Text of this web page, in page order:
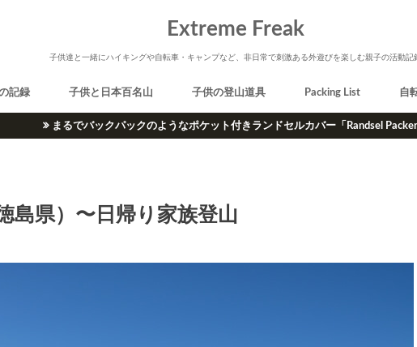
Extreme Freak
子供達と一緒にハイキングや自転車・キャンプなど、非日常で刺激ある外遊びを楽しむ親子の活動記
記録 子供と日本百名山 子供の登山道具 Packing List 自
まるでバックパックのようなポケット付きランドセルカバー「Randsel Packer
島県）〜日帰り家族登山